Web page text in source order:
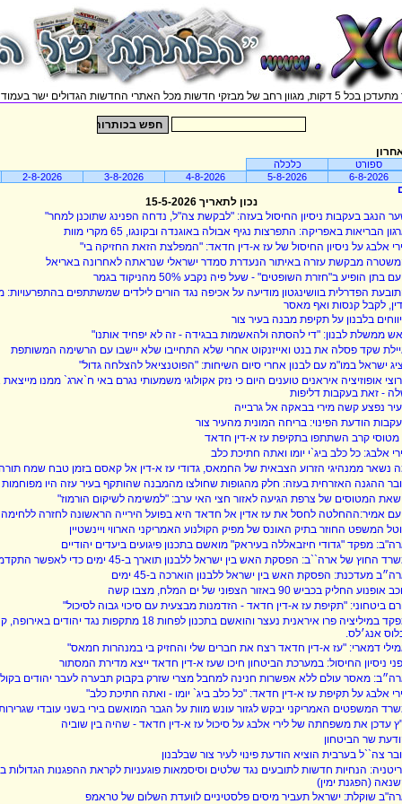
רחב של מבזקי חדשות מכל האתרי החדשות הגדולים ישר בעמוד אחד.
ספורט
כלכלה
6-8-2026
5-8-2026
4-8-2026
3-8-2026
2-8-2026
נכון לתאריך 15-5-2026
הנגב בעקבות ניסיון החיסול בעזה: "לבקשת צה"ל, נדחה הפנינג שתוכנן למחר"
הבריאות באפריקה: התפרצות נגיף אבולה באוגנדה ובקונגו, 65 מקרי מוות
אלבג על ניסיון החיסול של עז א-דין חדאד: "המפלצת הזאת החזיקה בי"
מבקשת עזרה באיתור הנעדרת סמדר ישראלי שנראתה לאחרונה באריאל
בתן הופיע ב"חזרת השופטים" - שעל פיה נקבע 50% מהניקוד בגמר
הפדרלית בוושינגטון מודיעה על אכיפה נגד הורים לילדים שמשתתפים בהתפרעויות:
לקבל קנסות ואף מאסר
בלבנון על תקיפת מבנה בעיר צור
ממשלת לבנון: "די להסתה ולהאשמות בבגידה - זה לא יפחיד אותנו"
שקד פסלה את בנט ואייזנקוט אחרי שלא התחייבו שלא יישבו עם הרשימה המשותפת
ישראל במו"מ עם לבנון אחרי סיום השיחות: "הפוטנציאל להצלחה גדול"
- זאת בעקבות דליפות
נפצע קשה מירי בבאקה אל גרבייה
הודעת הפינוי: בריחה המונית מהעיר צור
אלבג: כל כלב ביג`י יומו ואתה חתיכת כלב
נשאר ממנהיגי הזרוע הצבאית של החמאס, גדודי עז א-דין אל קאסם בזמן טבח שמח
ההגנה האזרחית בעזה: חלק מהגופות שחולצו מהמבנה שהותקף בעיר עזה היו מפוחמות
המטוסים של צרפת הגיעה לאזור חצי האי ערב: "למשימה לשיקום הורמוז"
אמיר:ההחלטה לחסל את עז אדין אל חדאד היא בפועל הירייה הראשונה לחזרה
המשפט החוזר בתיק האונס של מפיק הקולנוע האמריקני הארווי ויינשטיין
מפקד "גדודי חיזבאללה בעיראק" מואשם בתכנון פיגועים ביעדים יהודיים
החוץ של ארה``ב: הפסקת האש בין ישראל ללבנון תוארך ב-45 ימים כדי לאפשר התקדמות נוספת
מעדכנת: הפסקת האש בין ישראל ללבנון הוארכה ב-45 ימים
אופנוע החליק בכביש 90 באזור הצפוני של ים המלח, מצבו קשה
ביטחוני: "תקיפת עז א-דין חדאד - הזדמנות מבצעית עם סיכוי גבוה לסיכול"
מפקד במיליציה פרו איראנית נעצר והואשם בתכנון לפחות 18
אנג׳לס.
דמארי: "עז א-דין חדאד רצח את חברים שלי והחזיק בי במנהרות חמאס"
ניסיון החיסול: במערכת הביטחון חיכו שעז א-דין חדאד ייצא מדירת המסתור
מאסר עולם ללא אפשרות חנינה למחבל מצרי שזרק בקבוק תבערה לעבר יהודים
אלבג על תקיפת עז א-דין חדאד: "כל כלב ביג` יומו - ואתה חתיכת כלב"
המשפטים האמריקני יבקש לגזור עונש מוות על הגבר המואשם בירי בשני עובדי שגרירות
עדכן את משפחתה של לירי אלבג על סיכול עז א-דין חדאד - שהיה בין שוביה
שר הביטחון
צה``ל בערבית הוציא הודעת פינוי לעיר צור שבלבנון
הנחיות חדשות לתובעים נגד שלטים וסיסמאות פוגעניות לקראת ההפגנות הגדולות
(הפגנת ימין)
שוקלת: ישראל תעביר מיסים פלסטיניים לוועדת השלום של טראמפ